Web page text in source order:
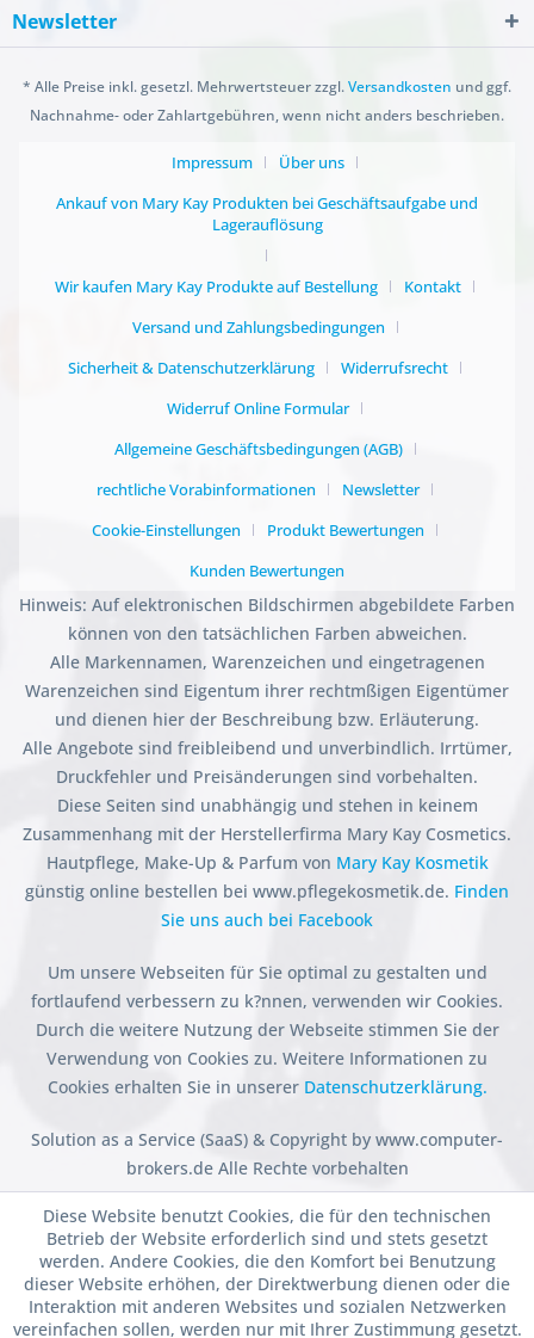
Newsletter
* Alle Preise inkl. gesetzl. Mehrwertsteuer zzgl.Versandkosten und ggf.
Nachnahme- oder Zahlartgebühren, wenn nicht anders beschrieben.
Impressum
Über uns
Ankauf von Mary Kay Produkten bei Geschäftsaufgabe und
Lagerauflösung
Wir kaufen Mary Kay Produkte auf Bestellung
Kontakt
Versand und Zahlungsbedingungen
Sicherheit & Datenschutzerklärung
Widerrufsrecht
Widerruf Online Formular
Allgemeine Geschäftsbedingungen (AGB)
rechtliche Vorabinformationen
Newsletter
Cookie-Einstellungen
Produkt Bewertungen
Kunden Bewertungen
Hinweis: Auf elektronischen Bildschirmen abgebildete Farben
können von den tatsächlichen Farben abweichen.
Alle Markennamen, Warenzeichen und eingetragenen
Warenzeichen sind Eigentum ihrer rechtmßigen Eigentümer
und dienen hier der Beschreibung bzw. Erläuterung.
Alle Angebote sind freibleibend und unverbindlich. Irrtümer,
Druckfehler und Preisänderungen sind vorbehalten.
Diese Seiten sind unabhängig und stehen in keinem
Zusammenhang mit der Herstellerfirma Mary Kay Cosmetics.
Hautpflege, Make-Up & Parfum von Mary Kay Kosmetik
günstig online bestellen bei www.pflegekosmetik.de. Finden
Sie uns auch bei Facebook
Um unsere Webseiten für Sie optimal zu gestalten und
fortlaufend verbessern zu k?nnen, verwenden wir Cookies.
Durch die weitere Nutzung der Webseite stimmen Sie der
Verwendung von Cookies zu. Weitere Informationen zu
Cookies erhalten Sie in unserer Datenschutzerklärung.
Solution as a Service (SaaS) & Copyright by www.computer-
brokers.de Alle Rechte vorbehalten
Diese Website benutzt Cookies, die für den technischen
Betrieb der Website erforderlich sind und stets gesetzt
werden. Andere Cookies, die den Komfort bei Benutzung
dieser Website erhöhen, der Direktwerbung dienen oder die
Interaktion mit anderen Websites und sozialen Netzwerken
vereinfachen sollen, werden nur mit Ihrer Zustimmung gesetzt.